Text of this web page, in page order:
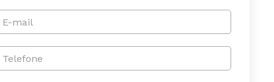
E-mail
Telefone